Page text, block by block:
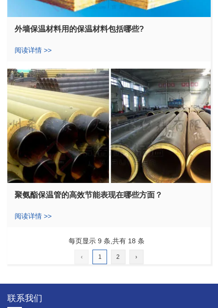
外墙保温材料用的保温材料包括哪些?
阅读详情 >>
聚氨酯保温管的高效节能表现在哪些方面？
阅读详情 >>
每页显示 9 条,共有 18 条
‹ 1 2 ›
联系我们